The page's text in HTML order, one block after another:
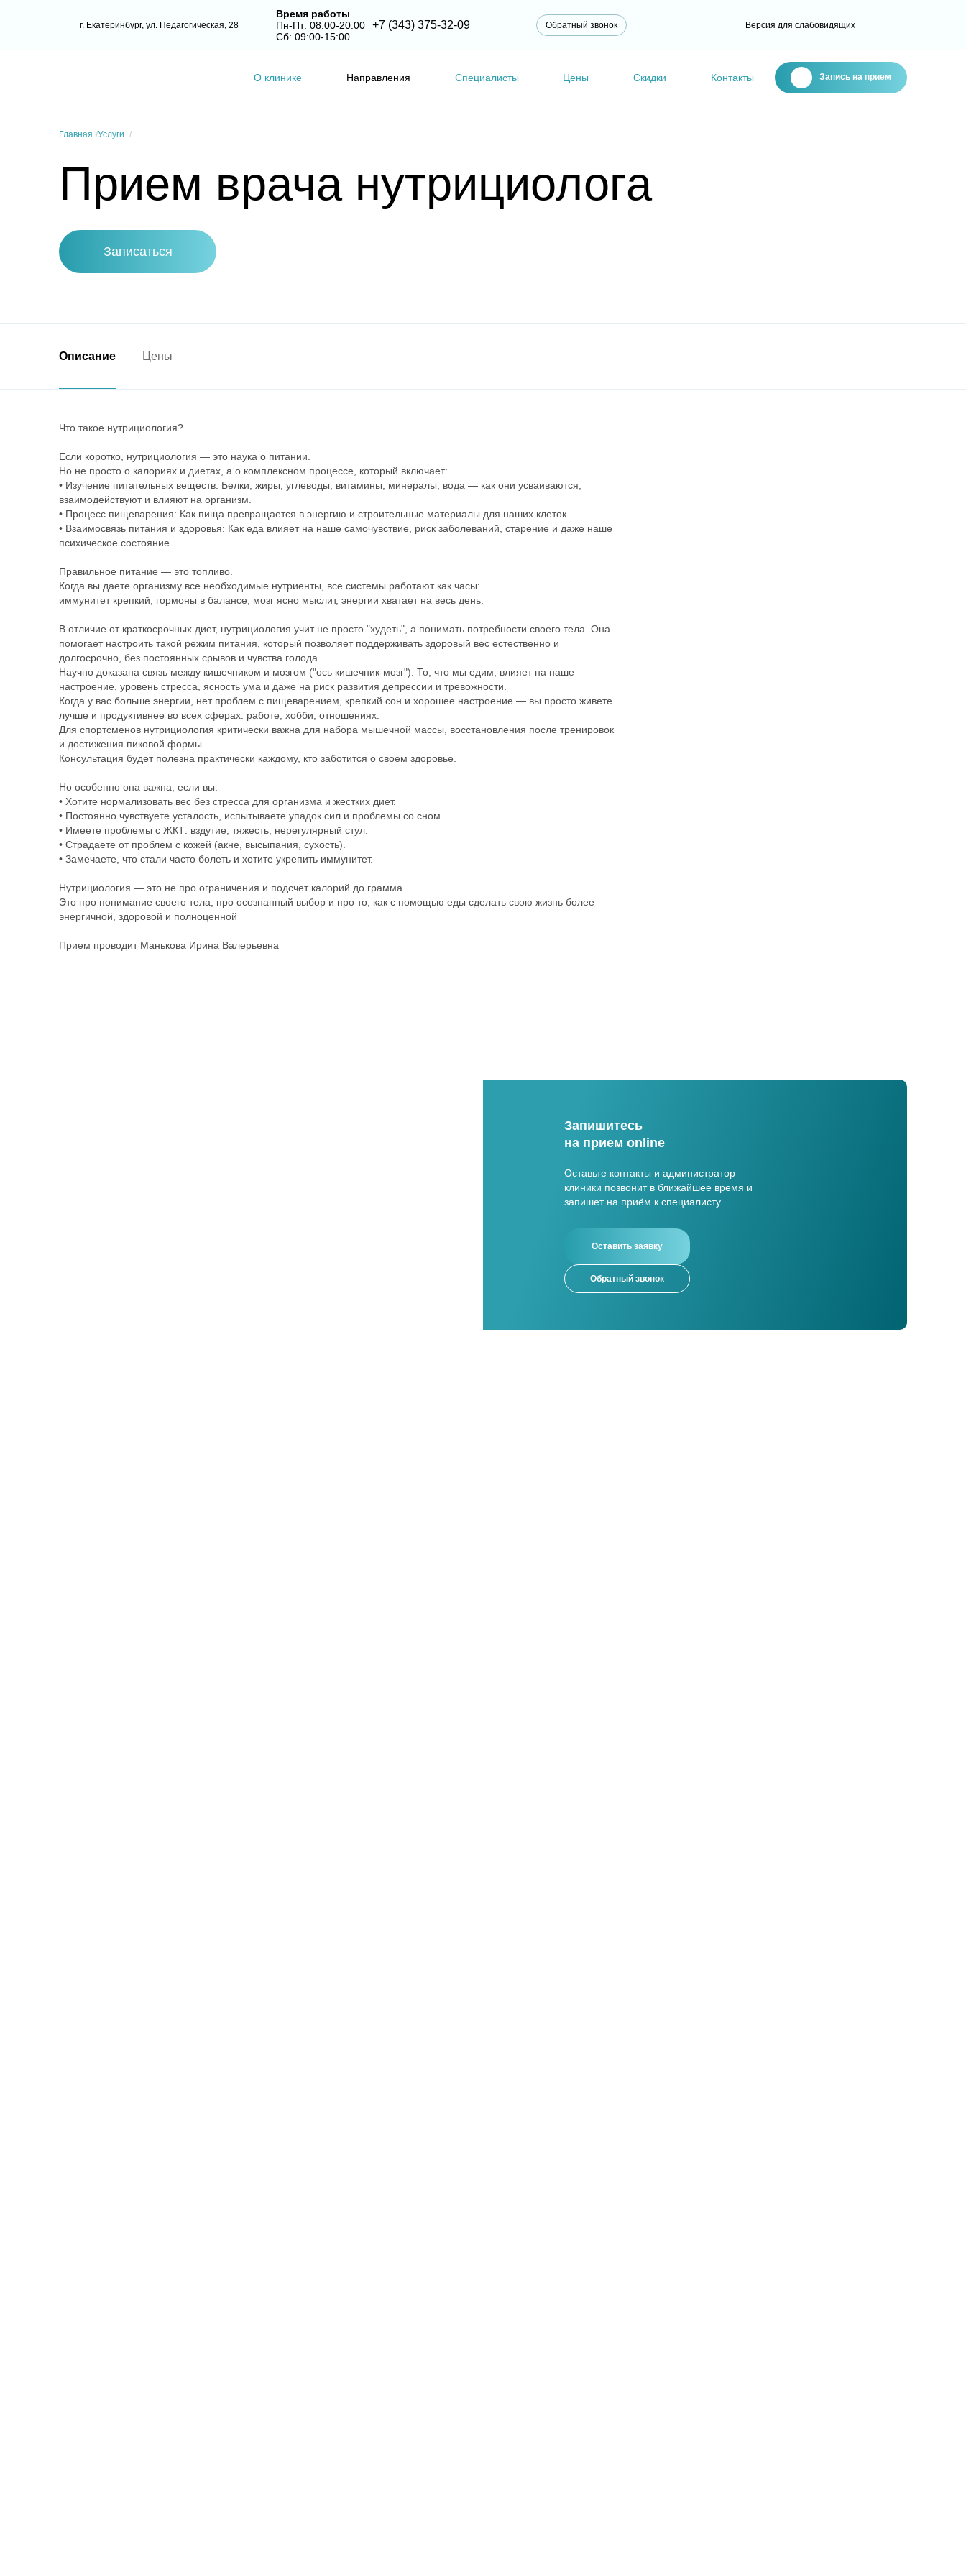
г. Екатеринбург, ул. Педагогическая, 28
Время работы
Пн-Пт: 08:00-20:00
Сб: 09:00-15:00
+7 (343) 375-32-09 Обратный звонок Версия для слабовидящих
О клинике Направления Специалисты Цены Скидки Контакты Запись на прием
Главная Услуги
Прием врача нутрициолога
Записаться
Описание Цены
Что такое нутрициология?
Если коротко, нутрициология — это наука о питании.
Но не просто о калориях и диетах, а о комплексном процессе, который включает:
• Изучение питательных веществ: Белки, жиры, углеводы, витамины, минералы, вода — как они усваиваются,
взаимодействуют и влияют на организм.
• Процесс пищеварения: Как пища превращается в энергию и строительные материалы для наших клеток.
• Взаимосвязь питания и здоровья: Как еда влияет на наше самочувствие, риск заболеваний, старение и даже наше
психическое состояние.
Правильное питание — это топливо.
Когда вы даете организму все необходимые нутриенты, все системы работают как часы:
иммунитет крепкий, гормоны в балансе, мозг ясно мыслит, энергии хватает на весь день.
В отличие от краткосрочных диет, нутрициология учит не просто "худеть", а понимать потребности своего тела. Она
помогает настроить такой режим питания, который позволяет поддерживать здоровый вес естественно и
долгосрочно, без постоянных срывов и чувства голода.
Научно доказана связь между кишечником и мозгом ("ось кишечник-мозг"). То, что мы едим, влияет на наше
настроение, уровень стресса, ясность ума и даже на риск развития депрессии и тревожности.
Когда у вас больше энергии, нет проблем с пищеварением, крепкий сон и хорошее настроение — вы просто живете
лучше и продуктивнее во всех сферах: работе, хобби, отношениях.
Для спортсменов нутрициология критически важна для набора мышечной массы, восстановления после тренировок
и достижения пиковой формы.
Консультация будет полезна практически каждому, кто заботится о своем здоровье.
Но особенно она важна, если вы:
• Хотите нормализовать вес без стресса для организма и жестких диет.
• Постоянно чувствуете усталость, испытываете упадок сил и проблемы со сном.
• Имеете проблемы с ЖКТ: вздутие, тяжесть, нерегулярный стул.
• Страдаете от проблем с кожей (акне, высыпания, сухость).
• Замечаете, что стали часто болеть и хотите укрепить иммунитет.
Нутрициология — это не про ограничения и подсчет калорий до грамма.
Это про понимание своего тела, про осознанный выбор и про то, как с помощью еды сделать свою жизнь более
энергичной, здоровой и полноценной
Прием проводит Манькова Ирина Валерьевна
Запишитесь
на прием online
Оставьте контакты и администратор
клиники позвонит в ближайшее время и
запишет на приём к специалисту
Оставить заявку
Обратный звонок